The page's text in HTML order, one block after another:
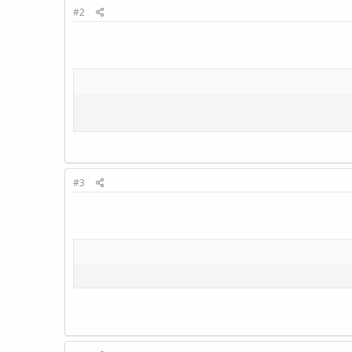
#2
#3